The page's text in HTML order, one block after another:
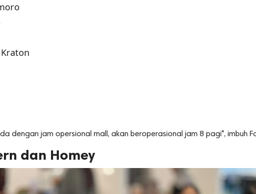
dengan jam opersional mall, akan beroperasional jam 8 pagi", imbuh
dan Homey